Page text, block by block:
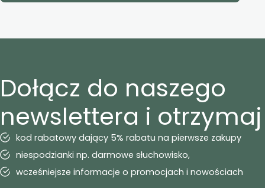
Dołącz do naszego
newslettera i otrzymaj
kod rabatowy dający 5% rabatu na pierwsze zakupy
niespodzianki np. darmowe słuchowisko,
wcześniejsze informacje o promocjach i nowościach